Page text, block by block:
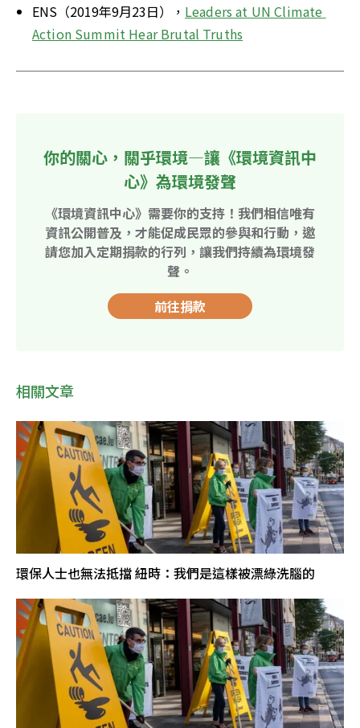
ENS（2019年9月23日）， Leaders at UN Climate
Action Summit Hear Brutal Truths
你的關心，關乎環境—讓《環境資訊中
心》為環境發聲
《環境資訊中心》需要你的支持！我們相信唯有
資訊公開普及，才能促成民眾的參與和行動，邀
請您加入定期捐款的行列，讓我們持續為環境發
聲。
前往捐款
相關文章
環保人士也無法抵擋 紐時：我們是這樣被漂綠洗腦的